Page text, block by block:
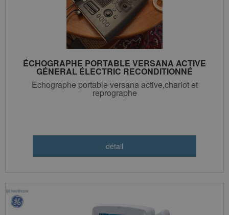
ÉCHOGRAPHE PORTABLE VERSANA ACTIVE
GÉNERAL ÉLECTRIC RECONDITIONNÉ
Echographe portable versana active,chariot et
reprographe